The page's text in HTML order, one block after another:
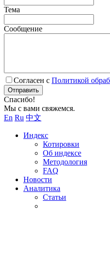
Тема
Сообщение
Согласен с Политикой
Отправить
Спасибо!
Мы с вами свяжемся.
En Ru 中文
Индекс
Котировки
Об индексе
Методология
FAQ
Новости
Аналитика
Статьи